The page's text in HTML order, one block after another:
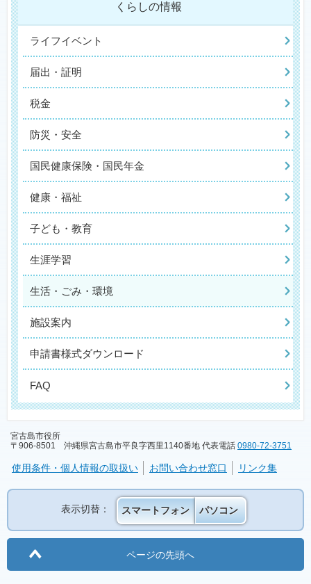
くらしの情報
ライフイベント
届出・証明
税金
防災・安全
国民健康保険・国民年金
健康・福祉
子ども・教育
生涯学習
生活・ごみ・環境
施設案内
申請書様式ダウンロード
FAQ
宮古島市役所
〒906-8501 沖縄県宮古島市平良字西里1140番地 代表電話 0980-72-3751
使用条件・個人情報の取扱い お問い合わせ窓口 リンク集
表示切替： スマートフォン パソコン
ページの先頭へ